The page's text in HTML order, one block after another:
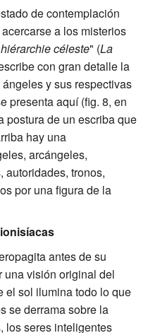
de contemplación
a los misterios
céleste" (La
con gran detalle la
y sus respectivas
presenta aquí (fig. 8, en
postura de un escriba que
hay una
arcángeles,
autoridades, tronos,
por una figura de la
antes de su
visión original del
el sol ilumina todo lo que
se derrama sobre la
los seres inteligentes